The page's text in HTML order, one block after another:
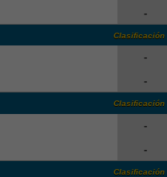
-
Clasificación
-
-
Clasificación
-
-
Clasificación